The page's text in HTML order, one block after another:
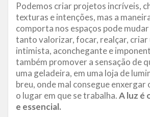
Podemos criar projetos incríveis,
texturas e intenções, mas a
comporta nos espaços pode
tanto valorizar, focar, realçar, criar
intimista, aconchegante e
também promover a sensação de
uma geladeira, em uma loja de
breu, onde mal consegue enxergar
o lugar em que se trabalha.A luz é
e essencial.